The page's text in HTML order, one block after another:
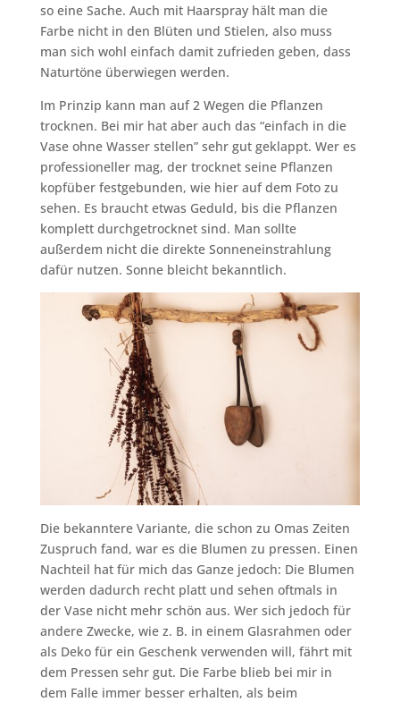
so eine Sache. Auch mit Haarspray hält man die
Farbe nicht in den Blüten und Stielen, also muss
man sich wohl einfach damit zufrieden geben, dass
Naturtöne überwiegen werden.
Im Prinzip kann man auf 2 Wegen die Pflanzen
trocknen. Bei mir hat aber auch das “einfach in die
Vase ohne Wasser stellen” sehr gut geklappt. Wer es
professioneller mag, der trocknet seine Pflanzen
kopfüber festgebunden, wie hier auf dem Foto zu
sehen. Es braucht etwas Geduld, bis die Pflanzen
komplett durchgetrocknet sind. Man sollte
außerdem nicht die direkte Sonneneinstrahlung
dafür nutzen. Sonne bleicht bekanntlich.
Die bekanntere Variante, die schon zu Omas Zeiten
Zuspruch fand, war es die Blumen zu pressen. Einen
Nachteil hat für mich das Ganze jedoch: Die Blumen
werden dadurch recht platt und sehen oftmals in
der Vase nicht mehr schön aus. Wer sich jedoch für
andere Zwecke, wie z. B. in einem Glasrahmen oder
als Deko für ein Geschenk verwenden will, fährt mit
dem Pressen sehr gut. Die Farbe blieb bei mir in
dem Falle immer besser erhalten, als beim